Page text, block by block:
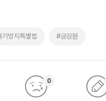
방지특별법 #금감원
0